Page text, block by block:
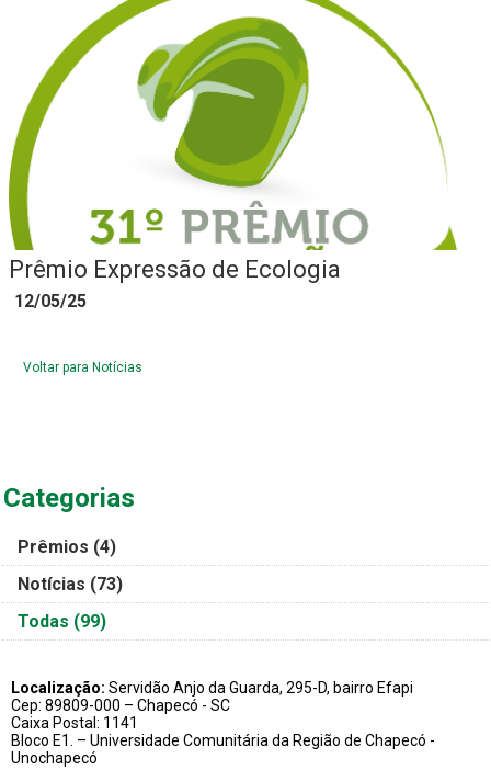
Prêmio Expressão de Ecologia
12/05/25
Voltar para Notícias
Categorias
Prêmios (4)
Notícias (73)
Todas (99)
Localização: Servidão Anjo da Guarda, 295-D, bairro Efapi
Cep: 89809-000 – Chapecó - SC
Caixa Postal: 1141
Bloco E1. – Universidade Comunitária da Região de Chapecó -
Unochapecó